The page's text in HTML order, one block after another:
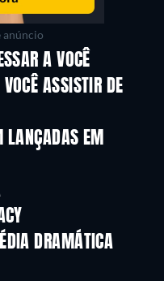
anúncio
A VOCÊ
Série
ASSISTIR DE
LANÇADAS EM
2
DRAMÁTICA